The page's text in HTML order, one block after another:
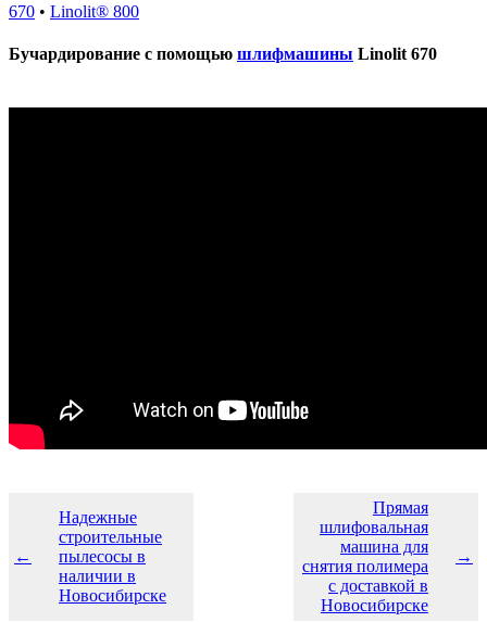
670 • Linolit® 800
Бучардирование с помощью шлифмашины Linolit 670
←
Надежные
строительные
пылесосы в
наличии в
Новосибирске
Прямая
шлифовальная
машина для
снятия полимера
с доставкой в
Новосибирске
→